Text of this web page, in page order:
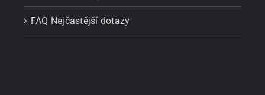
FAQ Nejčastější dotazy